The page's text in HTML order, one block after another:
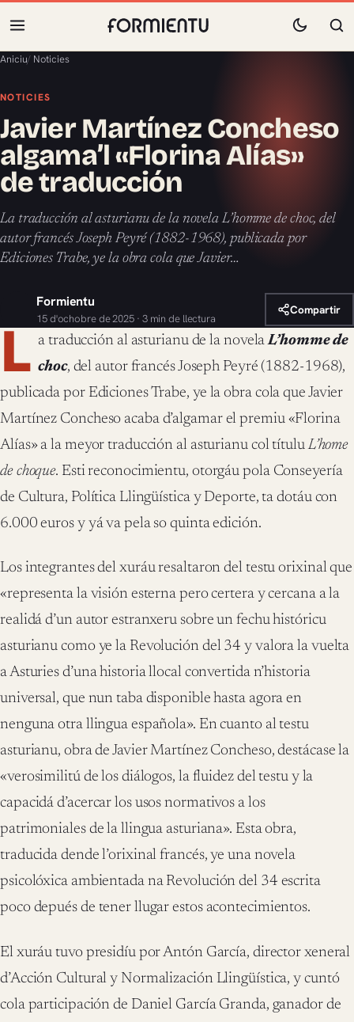
Aniciu/ Noticies
NOTICIES
Javier Martínez Concheso
algama’l «Florina Alías»
de traducción
La traducción al asturianu de la novela L’homme de choc, del
autor francés Joseph Peyré (1882-1968), publicada por
Ediciones Trabe, ye la obra cola que Javier…
Formientu
15 d'ochobre de 2025 · 3 min de llectura
Compartir
L a traducción al asturianu de la novelaL’homme de
choc, del autor francés Joseph Peyré (1882-1968),
publicada por Ediciones Trabe, ye la obra cola que Javier
Martínez Concheso acaba d’algamar el premiu «Florina
Alías» a la meyor traducción al asturianu col títuluL’home
de choque. Esti reconocimientu, otorgáu pola Conseyería
de Cultura, Política Llingüística y Deporte, ta dotáu con
6.000 euros y yá va pela so quinta edición.
Los integrantes del xuráu resaltaron del testu orixinal que
«representa la visión esterna pero certera y cercana a la
realidá d’un autor estranxeru sobre un fechu históricu
asturianu como ye la Revolución del 34 y valora la vuelta
a Asturies d’una historia llocal convertida n’historia
universal, que nun taba disponible hasta agora en
nenguna otra llingua española». En cuanto al testu
asturianu, obra de Javier Martínez Concheso, destácase la
«verosimilitú de los diálogos, la fluidez del testu y la
capacidá d’acercar los usos normativos a los
patrimoniales de la llingua asturiana». Esta obra,
traducida dende l’orixinal francés, ye una novela
psicolóxica ambientada na Revolución del 34 escrita
poco depués de tener llugar estos acontecimientos.
El xuráu tuvo presidíu por Antón García, director xeneral
d’Acción Cultural y Normalización Llingüística, y cuntó
cola participación de Daniel García Granda, ganador de